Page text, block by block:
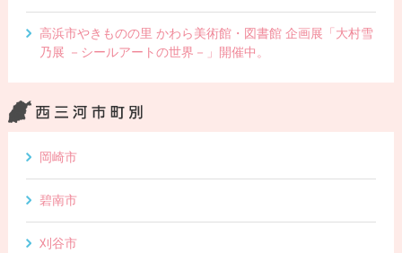
高浜市やきものの里 かわら美術館・図書館 企画展「大村雪
乃展 －シールアートの世界－」開催中。
岡崎市
碧南市
刈谷市